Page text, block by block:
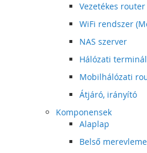
Vezetékes router
WiFi rendszer
NAS szerver
Hálózati terminál
Mobilhálózati
Átjáró, irányító
Komponensek
Alaplap
Belső